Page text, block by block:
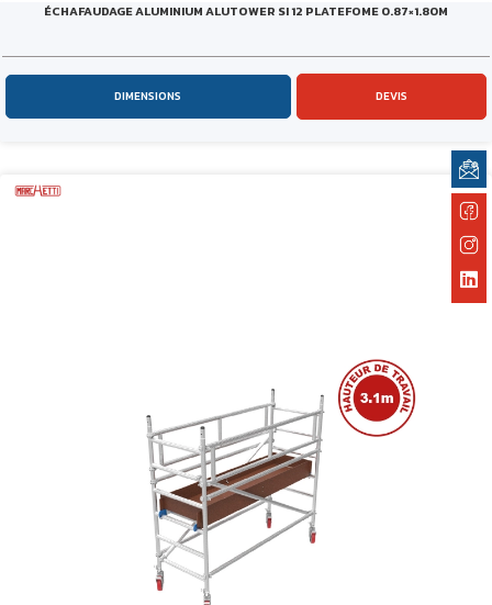
ÉCHAFAUDAGE ALUMINIUM ALUTOWER SI 12 PLATEFOME 0.87×1.80M
DIMENSIONS DEVIS